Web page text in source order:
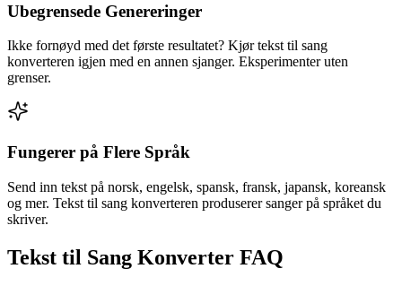
Ubegrensede Genereringer
Ikke fornøyd med det første resultatet? Kjør tekst til sang
konverteren igjen med en annen sjanger. Eksperimenter uten
grenser.
Fungerer på Flere Språk
Send inn tekst på norsk, engelsk, spansk, fransk, japansk, koreansk
og mer. Tekst til sang konverteren produserer sanger på språket du
skriver.
Tekst til Sang Konverter FAQ